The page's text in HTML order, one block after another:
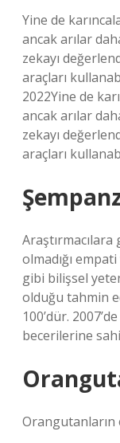
Yine de
ancak arılar
zekayı
araçları
2022Yine de
ancak arılar
zekayı
araçları
olmadığı
gibi bilişsel
olduğu tahmin
100’dür.
becerilerine
Orangutanların